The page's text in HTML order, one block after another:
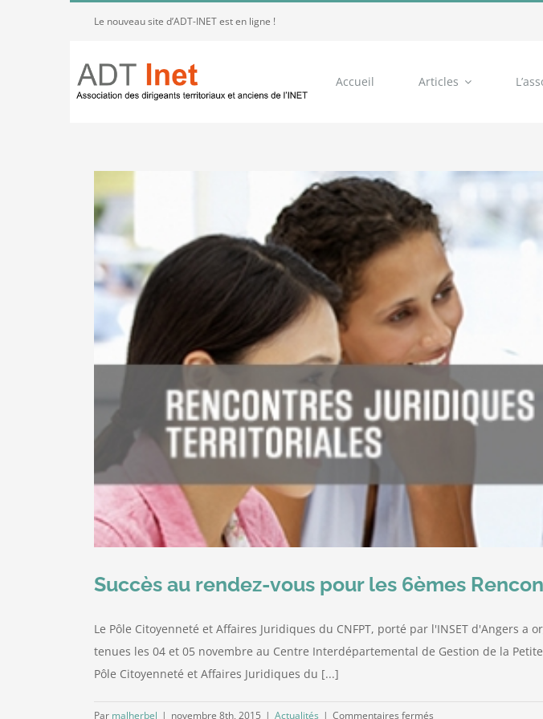
Le nouveau site d’ADT-INET est en ligne !
Accueil Articles
Succès au rendez-vous pour les 6èmes
Le Pôle Citoyenneté et Affaires Juridiques du CNFPT, porté par l'INSET d'Angers
tenues les 04 et 05 novembre au Centre Interdépartemental de Gestion de la
Pôle Citoyenneté et Affaires Juridiques du [...]
Par malherbel | novembre 8th, 2015 | Actualités | Commentaires fermés